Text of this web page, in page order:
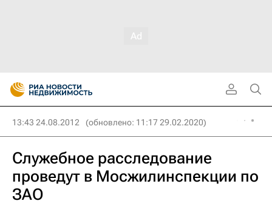
13:43 24.08.2012 (обновлено: 11:17 29.02.2020)
Служебное расследование
проведут в Мосжилинспекции по
ЗАО